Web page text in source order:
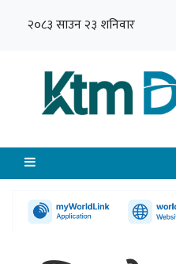
२०८३ साउन २३ शनिवार